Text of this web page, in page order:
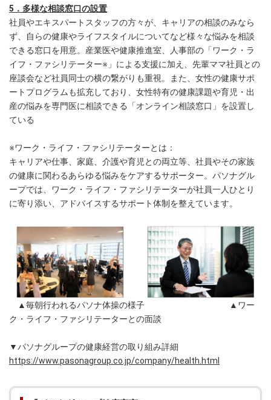
5．多様な相談窓口の設置
社員やエキスパートスタッフの方々が、キャリアの相談のみなら
ず、自らの健康やライフスタイルについてなど様々な悩みを相談
できる窓口を用意。産業医や健康推進室、人事部の「ワーク・ラ
イフ・ファシリテーター※」による支援に加え、先輩ママ社員との
座談会など社員同士の横の繋がりも重視。また、女性の健康サポ
ートプログラムも拡充しており、女性特有の健康課題や育児・出
産の悩みを専門医に相談できる「オンライン相談窓口」を設置し
ている
※ワーク・ライフ・ファシリテーターとは：
キャリアや仕事、家庭、介護や育児との両立等、社員やその家族
の健康に関わるあらゆる悩みをケアするサポーター。パソナグル
ープでは、ワーク・ライフ・ファシリテーターが社員一人ひとり
に寄り添い、アドバイスするサポート体制を整えています。
▲毎朝行われるパソナ体操の様子 ▲ワー
ク・ライフ・ファシリテーターとの面談
▼パソナグループの健康経営の取り組み詳細
https://www.pasonagroup.co.jp/company/health.html